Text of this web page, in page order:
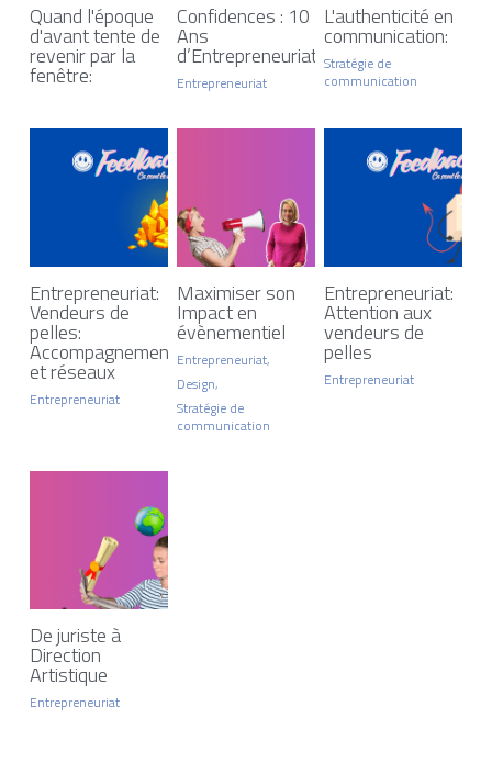
Quand l'époque
d'avant tente de
revenir par la
fenêtre:
Confidences : 10
Ans
d’Entrepreneuriat
Entrepreneuriat
L'authenticité en
communication:
Stratégie de
communication
Entrepreneuriat:
Vendeurs de
pelles:
Accompagnement
et réseaux
Entrepreneuriat
Maximiser son
Impact en
évènementiel
Entrepreneuriat,
Design,
Stratégie de
communication
Entrepreneuriat:
Attention aux
vendeurs de
pelles
Entrepreneuriat
De juriste à
Direction
Artistique
Entrepreneuriat